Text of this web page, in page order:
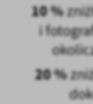
10 %
i
20 %